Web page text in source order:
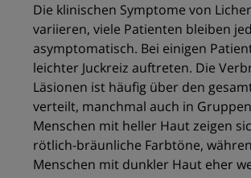
Die klinischen Symptome von
variieren, viele Patienten bleiben
asymptomatisch. Bei einigen
leichter Juckreiz auftreten. Die
Läsionen ist häufig über den
verteilt, manchmal auch in
Menschen mit heller Haut zeigen
rötlich-bräunliche Farbtöne,
Menschen mit dunkler Haut eher